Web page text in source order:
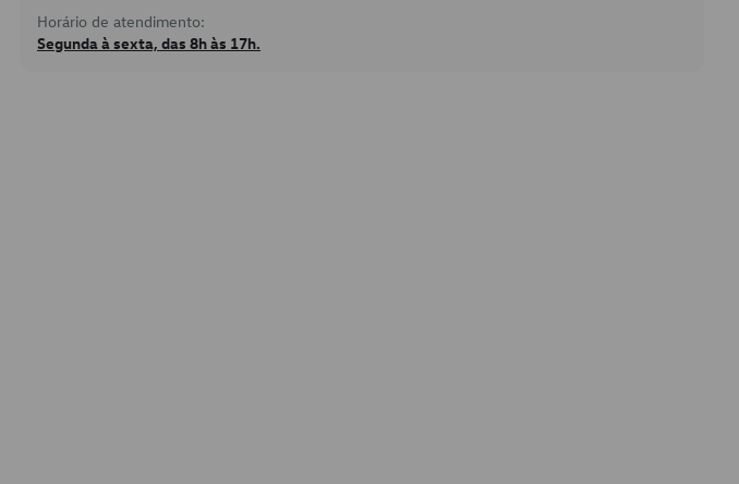
Horário de atendimento:
Segunda à sexta, das 8h às 17h.